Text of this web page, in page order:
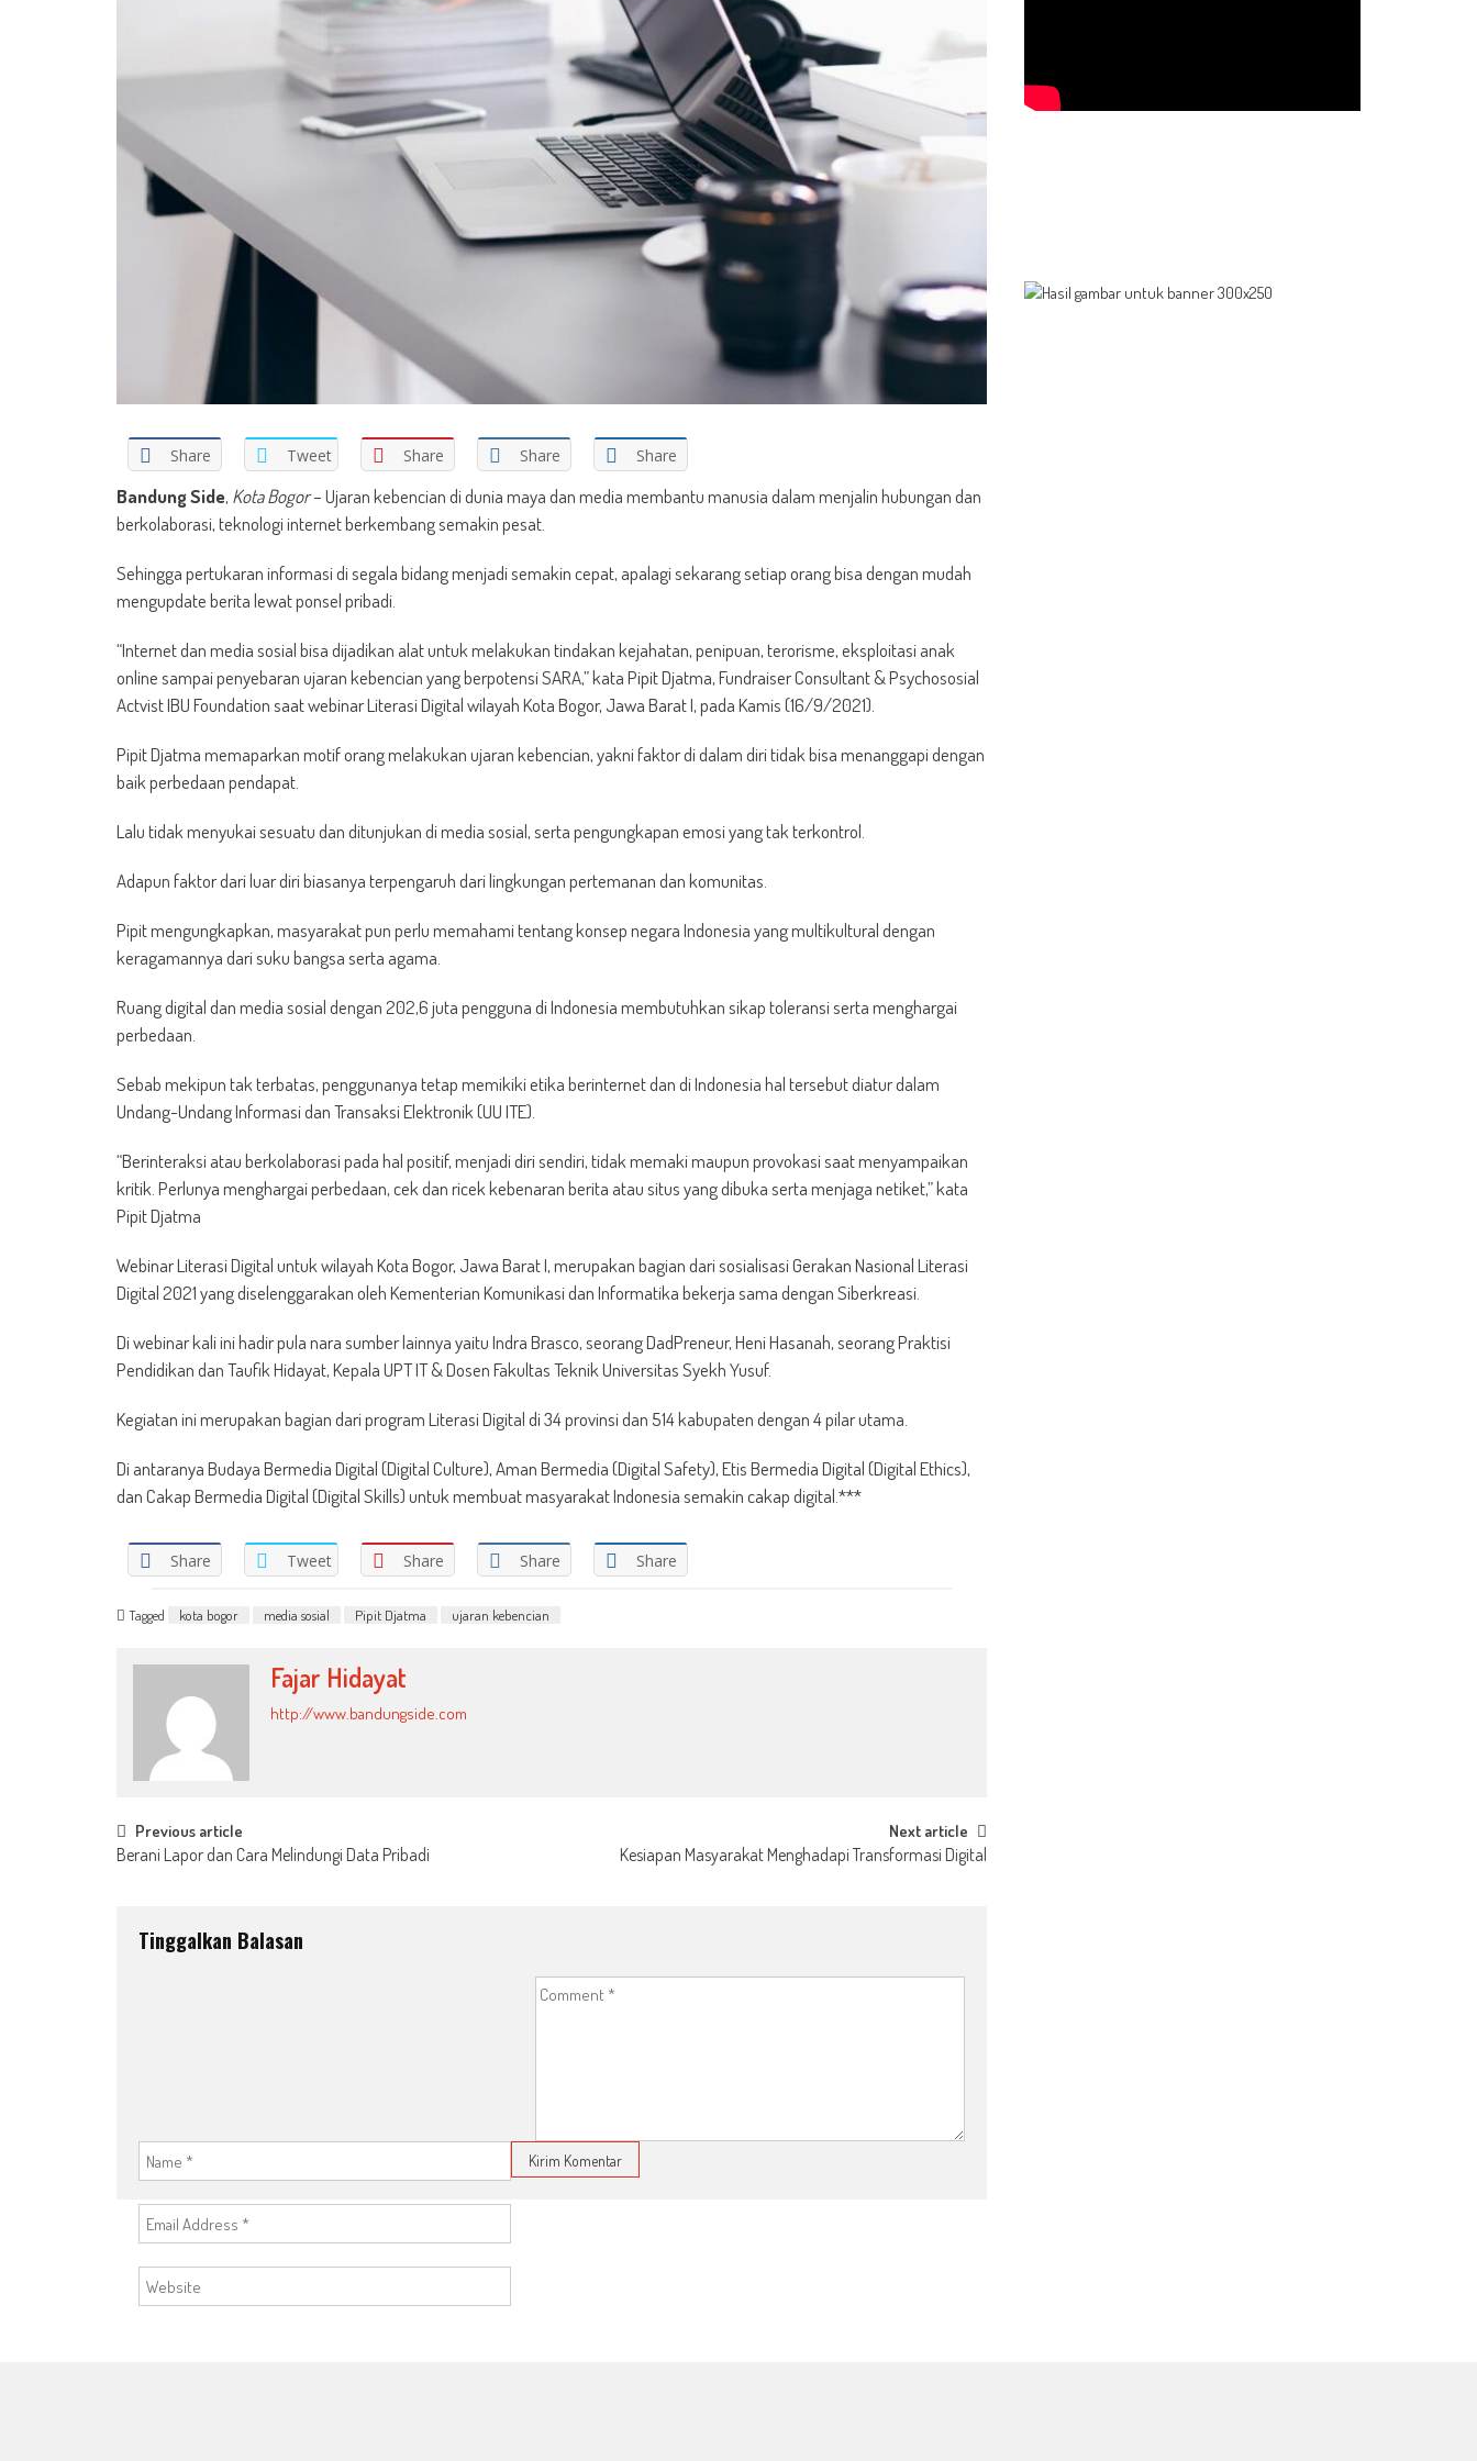
Share Tweet Share Share Share
Bandung Side, Kota Bogor– Ujaran kebencian di dunia maya dan media membantu manusia dalam menjalin hubungan dan
berkolaborasi, teknologi internet berkembang semakin pesat.
Sehingga pertukaran informasi di segala bidang menjadi semakin cepat, apalagi sekarang setiap orang bisa dengan mudah
mengupdate berita lewat ponsel pribadi.
“Internet dan media sosial bisa dijadikan alat untuk melakukan tindakan kejahatan, penipuan, terorisme, eksploitasi anak
online sampai penyebaran ujaran kebencian yang berpotensi SARA,” kata Pipit Djatma, Fundraiser Consultant & Psychososial
Actvist IBU Foundation saat webinar Literasi Digital wilayah Kota Bogor, Jawa Barat I, pada Kamis (16/9/2021).
Pipit Djatma memaparkan motif orang melakukan ujaran kebencian, yakni faktor di dalam diri tidak bisa menanggapi dengan
baik perbedaan pendapat.
Lalu tidak menyukai sesuatu dan ditunjukan di media sosial, serta pengungkapan emosi yang tak terkontrol.
Adapun faktor dari luar diri biasanya terpengaruh dari lingkungan pertemanan dan komunitas.
Pipit mengungkapkan, masyarakat pun perlu memahami tentang konsep negara Indonesia yang multikultural dengan
keragamannya dari suku bangsa serta agama.
Ruang digital dan media sosial dengan 202,6 juta pengguna di Indonesia membutuhkan sikap toleransi serta menghargai
perbedaan.
Sebab mekipun tak terbatas, penggunanya tetap memikiki etika berinternet dan di Indonesia hal tersebut diatur dalam
Undang-Undang Informasi dan Transaksi Elektronik (UU ITE).
“Berinteraksi atau berkolaborasi pada hal positif, menjadi diri sendiri, tidak memaki maupun provokasi saat menyampaikan
kritik. Perlunya menghargai perbedaan, cek dan ricek kebenaran berita atau situs yang dibuka serta menjaga netiket,” kata
Pipit Djatma
Webinar Literasi Digital untuk wilayah Kota Bogor, Jawa Barat I, merupakan bagian dari sosialisasi Gerakan Nasional Literasi
Digital 2021 yang diselenggarakan oleh Kementerian Komunikasi dan Informatika bekerja sama dengan Siberkreasi.
Di webinar kali ini hadir pula nara sumber lainnya yaitu Indra Brasco, seorang DadPreneur, Heni Hasanah, seorang Praktisi
Pendidikan dan Taufik Hidayat, Kepala UPT IT & Dosen Fakultas Teknik Universitas Syekh Yusuf.
Kegiatan ini merupakan bagian dari program Literasi Digital di 34 provinsi dan 514 kabupaten dengan 4 pilar utama.
Di antaranya Budaya Bermedia Digital (Digital Culture), Aman Bermedia (Digital Safety), Etis Bermedia Digital (Digital Ethics),
dan Cakap Bermedia Digital (Digital Skills) untuk membuat masyarakat Indonesia semakin cakap digital.***
Share Tweet Share Share Share
Tagged kota bogor media sosial Pipit Djatma ujaran kebencian
Fajar Hidayat
http://www.bandungside.com
Post
navigation
Previous article
Berani Lapor dan Cara Melindungi Data Pribadi
Next article
Kesiapan Masyarakat Menghadapi Transformasi Digital
Tinggalkan Balasan